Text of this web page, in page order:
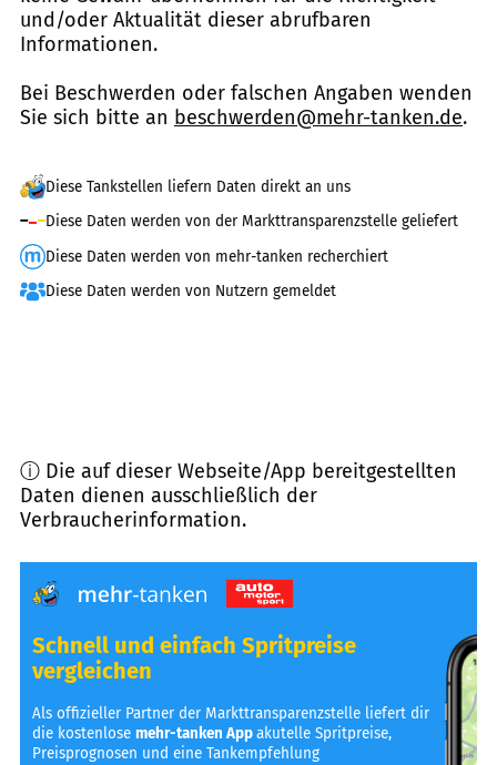
und/oder Aktualität dieser abrufbaren
Informationen.
Bei Beschwerden oder falschen Angaben wenden
Sie sich bitte an beschwerden@mehr-tanken.de.
Diese Tankstellen liefern Daten direkt an uns
Diese Daten werden von der Markttransparenzstelle geliefert
Diese Daten werden von mehr-tanken recherchiert
Diese Daten werden von Nutzern gemeldet
ⓘ Die auf dieser Webseite/App bereitgestellten
Daten dienen ausschließlich der
Verbraucherinformation.
Schnell und einfach Spritpreise
vergleichen
Als offizieller Partner der Markttransparenzstelle liefert dir
die kostenlosemehr-tanken Appakutelle Spritpreise,
Preisprognosen und eine Tankempfehlung